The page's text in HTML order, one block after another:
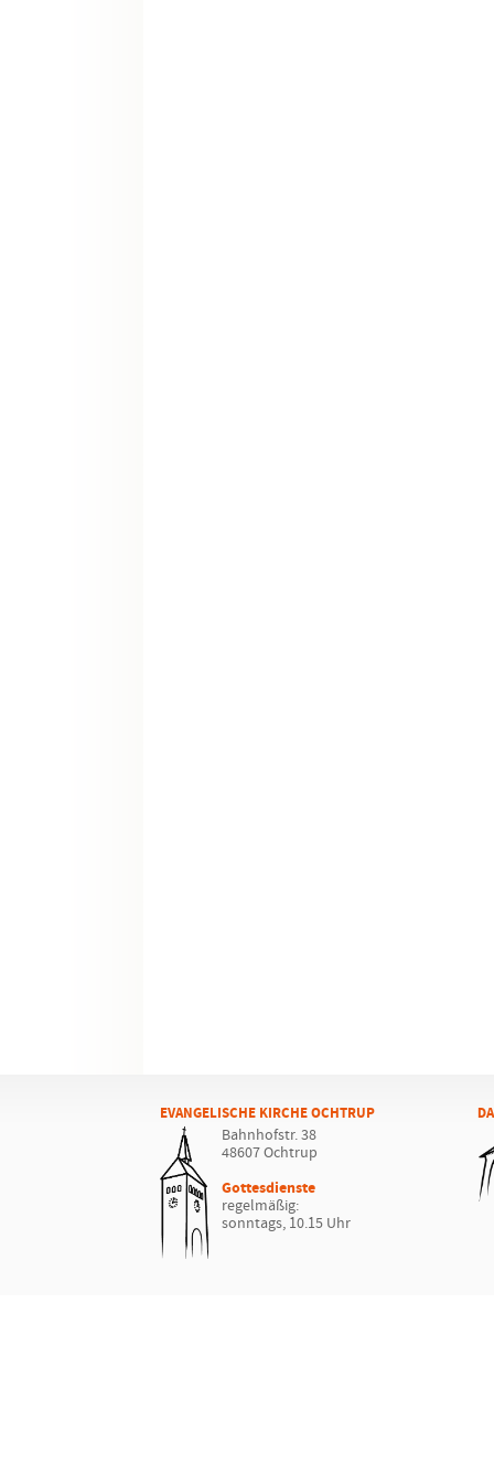
EVANGELISCHE KIRCHE OCHTRUP
Bahnhofstr. 38
48607 Ochtrup
Gottesdienste
regelmäßig:
sonntags, 10.15 Uhr